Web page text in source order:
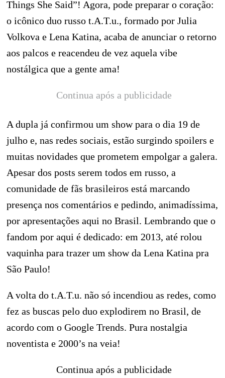
Things She Said”! Agora, pode preparar o coração:
o icônico duo russo t.A.T.u., formado por Julia
Volkova e Lena Katina, acaba de anunciar o retorno
aos palcos e reacendeu de vez aquela vibe
nostálgica que a gente ama!
Continua após a publicidade
A dupla já confirmou um show para o dia 19 de
julho e, nas redes sociais, estão surgindo spoilers e
muitas novidades que prometem empolgar a galera.
Apesar dos posts serem todos em russo, a
comunidade de fãs brasileiros está marcando
presença nos comentários e pedindo, animadíssima,
por apresentações aqui no Brasil. Lembrando que o
fandom por aqui é dedicado: em 2013, até rolou
vaquinha para trazer um show da Lena Katina pra
São Paulo!
A volta do t.A.T.u. não só incendiou as redes, como
fez as buscas pelo duo explodirem no Brasil, de
acordo com o Google Trends. Pura nostalgia
noventista e 2000’s na veia!
Continua após a publicidade